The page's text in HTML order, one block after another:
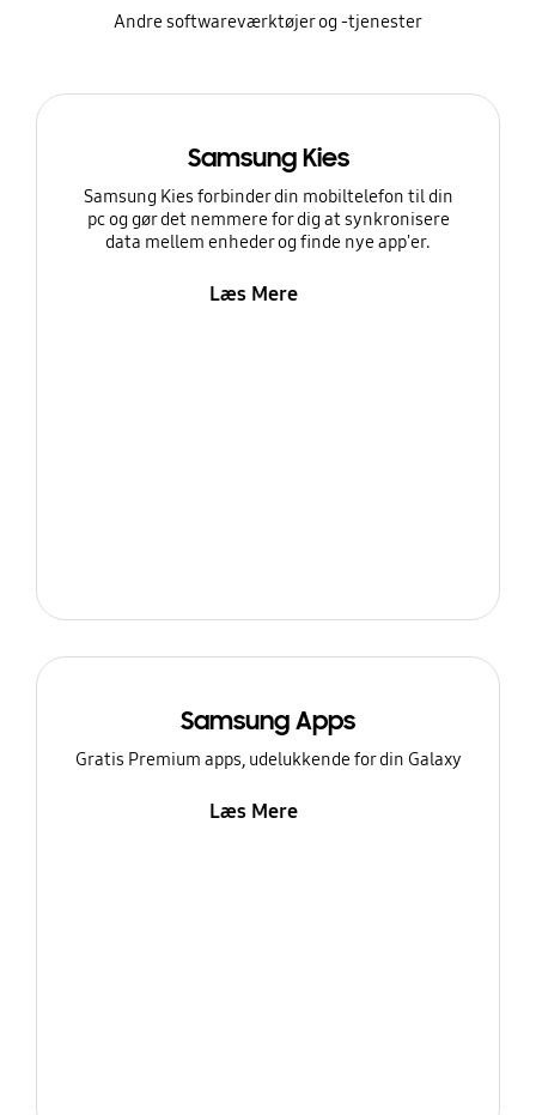
Andre softwareværktøjer og -tjenester
Samsung Kies
Samsung Kies forbinder din mobiltelefon til din
pc og gør det nemmere for dig at synkronisere
data mellem enheder og finde nye app'er.
Læs Mere
Samsung Apps
Gratis Premium apps, udelukkende for din Galaxy
Læs Mere